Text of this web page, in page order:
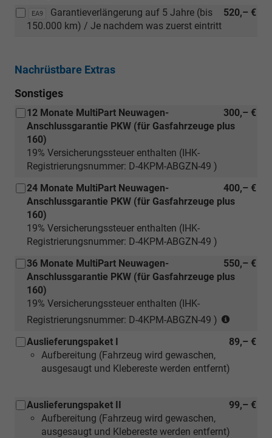
EA9 520,– €
Garantieverlängerung auf 5 Jahre (bis
150.000 km) / Je nachdem was zuerst eintritt
Nachrüstbare Extras
Sonstiges
300,– €
12 Monate MultiPart Neuwagen-
Anschlussgarantie PKW (für Gasfahrzeuge plus
160)
19% Versicherungssteuer enthalten (IHK-
Registrierungsnummer: D-4KPM-ABGZN-49 )
400,– €
24 Monate MultiPart Neuwagen-
Anschlussgarantie PKW (für Gasfahrzeuge plus
160)
19% Versicherungssteuer enthalten (IHK-
Registrierungsnummer: D-4KPM-ABGZN-49 )
550,– €
36 Monate MultiPart Neuwagen-
Anschlussgarantie PKW (für Gasfahrzeuge plus
160)
19% Versicherungssteuer enthalten (IHK-
Registrierungsnummer: D-4KPM-ABGZN-49 )
89,– €
Auslieferungspaket I
Aufbereitung (Fahrzeug wird gewaschen,
ausgesaugt und Klebereste werden entfernt)
99,– €
Auslieferungspaket II
Aufbereitung (Fahrzeug wird gewaschen,
ausgesaugt und Klebereste werden entfernt)